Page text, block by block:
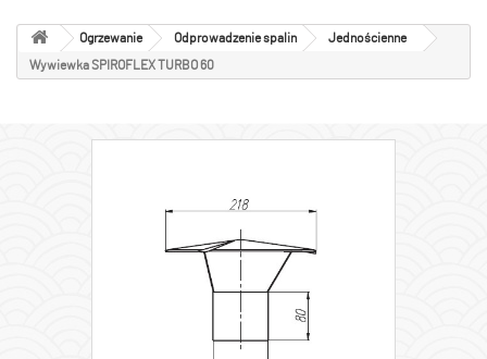
Ogrzewanie Odprowadzenie spalin Jednościenne
Wywiewka SPIROFLEX TURBO 60